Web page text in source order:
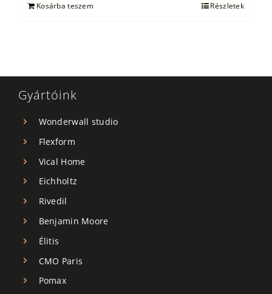
Kosárba teszem Részletek
Gyártóink
Wonderwall studio
Flexform
Vical Home
Eichholtz
Rivedil
Benjamin Moore
Élitis
CMO Paris
Pomax